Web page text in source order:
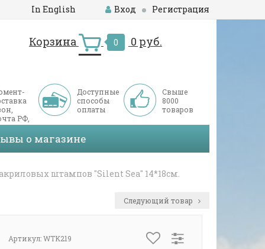
In English Вход Регистрация
Корзина 0 0 руб.
РФ,
Доступные
способы
оплаты
Свыше
8000
товаров
о магазине
штампов "Silent Sea" 14*18см.
Следующий товар
Артикул:WTK219